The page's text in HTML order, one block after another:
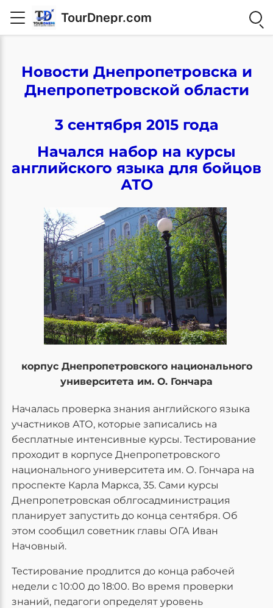
TourDnepr.com
Новости Днепропетровска и
Днепропетровской области
3 сентября 2015 года
Начался набор на курсы
английского языка для бойцов
АТО
корпус Днепропетровского национального
университета им. О. Гончара
Началась проверка знания английского языка
участников АТО, которые записались на
бесплатные интенсивные курсы. Тестирование
проходит в корпусе Днепропетровского
национального университета им. О. Гончара на
проспекте Карла Маркса, 35. Сами курсы
Днепропетровская облгосадминистрация
планирует запустить до конца сентября. Об
этом сообщил советник главы ОГА Иван
Начовный.
Тестирование продлится до конца рабочей
недели с 10:00 до 18:00. Во время проверки
знаний, педагоги определят уровень